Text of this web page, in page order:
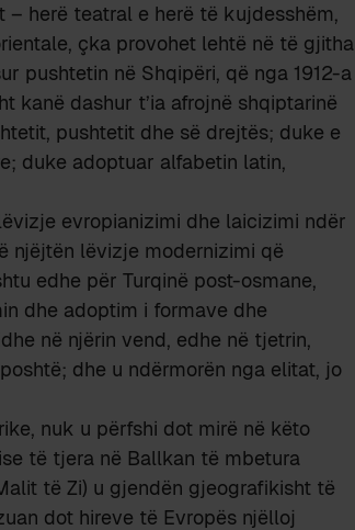
herë teatral e herë të kujdesshëm,
çka provohet lehtë në të gjitha
pushtetin në Shqipëri, që nga 1912-a
kanë dashur t’ia afrojnë shqiptarinë
pushtetit dhe së drejtës; duke e
duke adoptuar alfabetin latin,
evropianizimi dhe laicizimi ndër
njëjtën lëvizje modernizimi që
edhe për Turqinë post-osmane,
dhe adoptim i formave dhe
në njërin vend, edhe në tjetrin,
dhe u ndërmorën nga elitat, jo
nuk u përfshi dot mirë në këto
të tjera në Ballkan të mbetura
të Zi) u gjendën gjeografikisht të
dot hireve të Evropës njëlloj